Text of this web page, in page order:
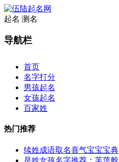
起名 测名
导航栏
首页
名字打分
男孩起名
女孩起名
百家姓
热门推荐
续姓成语取名喜气宝宝宝典
是姓女孩名字推荐：芙蕖